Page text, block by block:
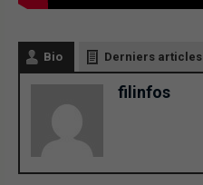
Bio Derniers articles
filinfos